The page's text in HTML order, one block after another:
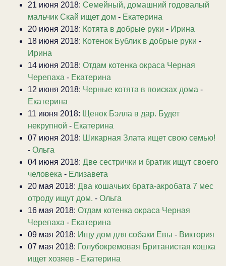
21 июня 2018: Семейный, домашний годовалый
мальчик Скай ищет дом - Екатерина
20 июня 2018: Котята в добрые руки - Ирина
18 июня 2018: Котенок Бублик в добрые руки -
Ирина
14 июня 2018: Отдам котенка окраса Черная
Черепаха - Екатерина
12 июня 2018: Черные котята в поисках дома -
Екатерина
11 июня 2018: Щенок Бэлла в дар. Будет
некрупной - Екатерина
07 июня 2018: Шикарная Злата ищет свою семью!
- Ольга
04 июня 2018: Две сестрички и братик ищут своего
человека - Елизавета
20 мая 2018: Два кошачьих брата-акробата 7 мес
отроду ищут дом. - Ольга
16 мая 2018: Отдам котенка окраса Черная
Черепаха - Екатерина
09 мая 2018: Ищу дом для собаки Евы - Виктория
07 мая 2018: Голубокремовая Британистая кошка
ищет хозяев - Екатерина